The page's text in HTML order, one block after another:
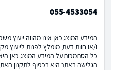
055-4533054
המידע המוצג כאן אינו מהווה ייעוץ
ו/או חוות דעת, מומלץ לפנות לייעוץ
כל הסתמכות על המידע המוצג כאן
הגלישה באתר היא בכפוף לתקנון